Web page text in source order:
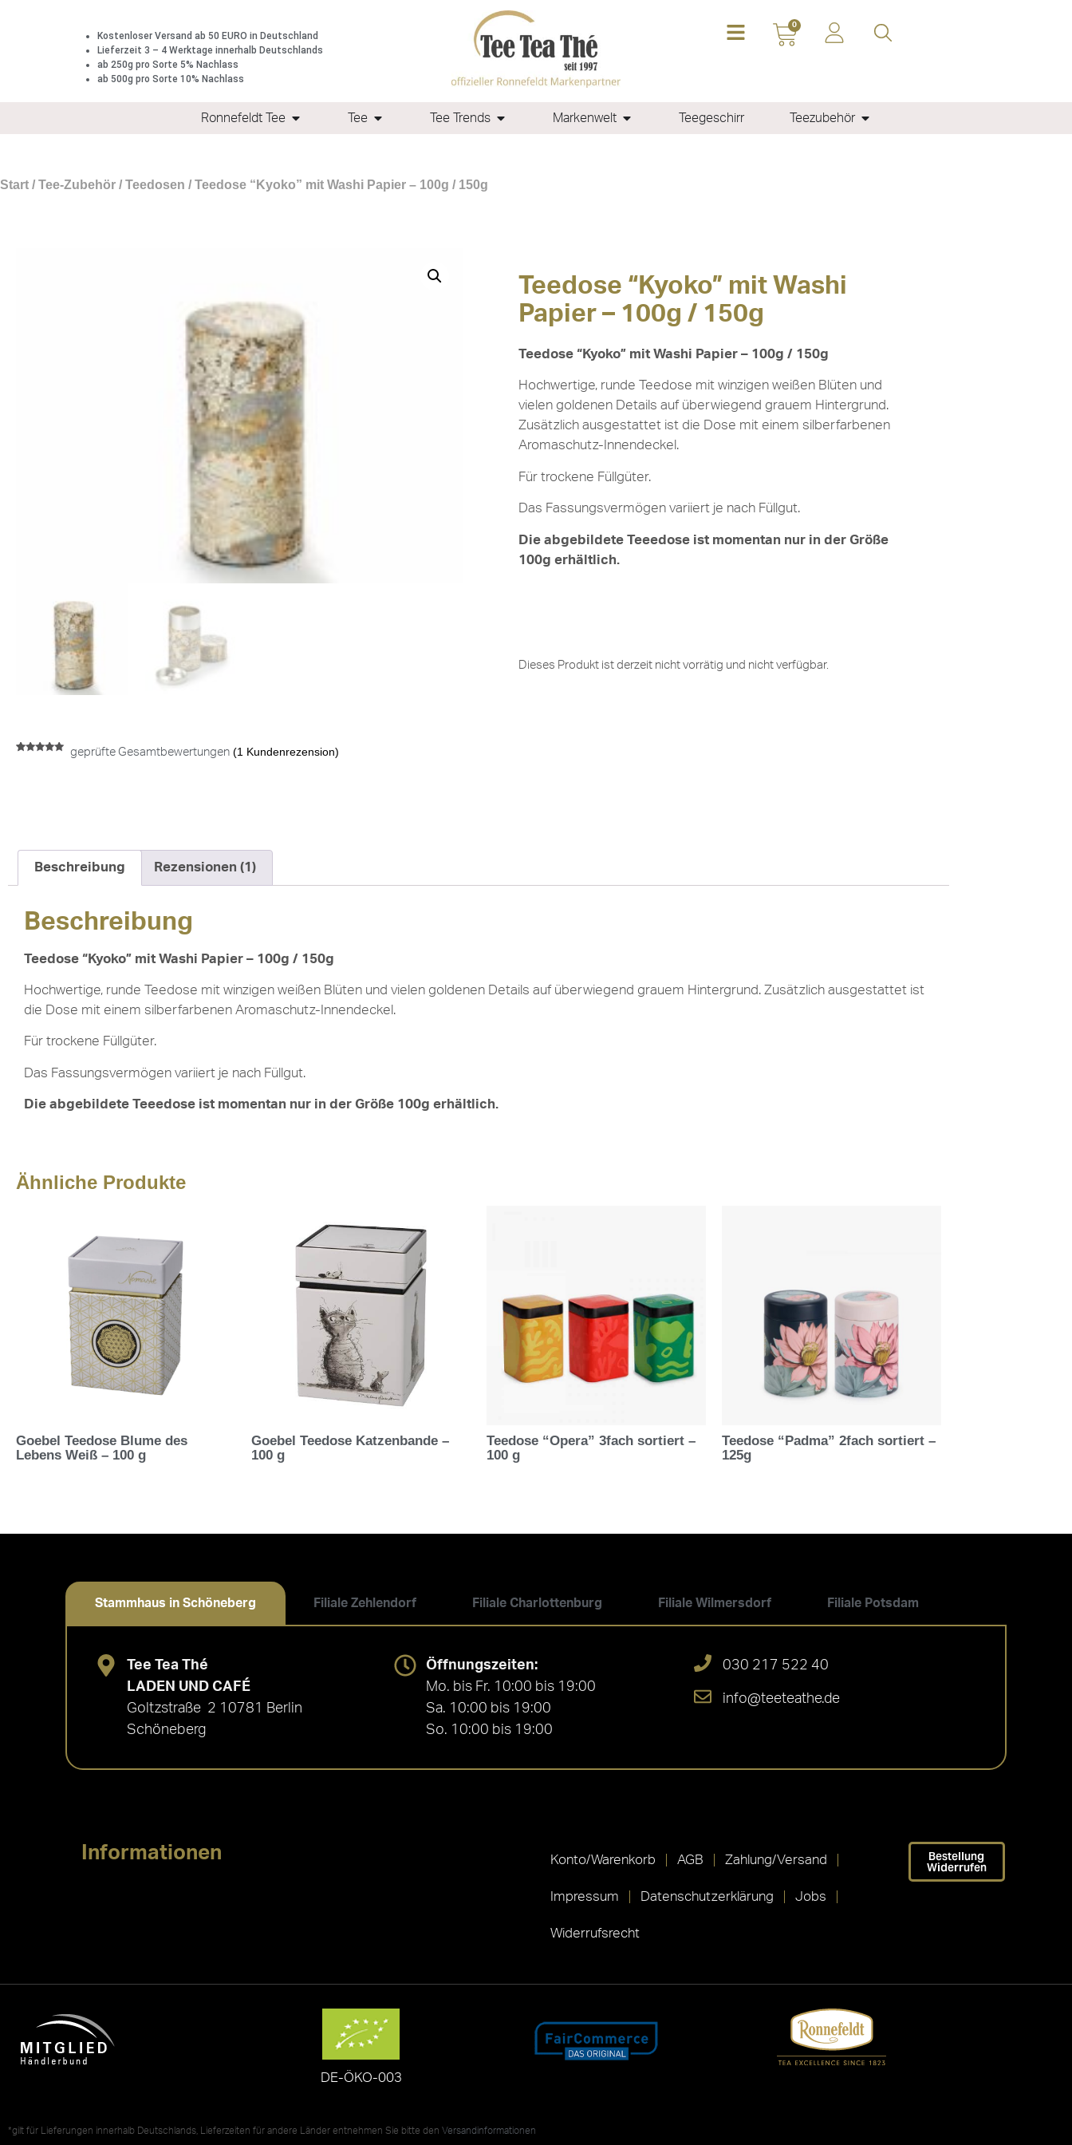
Kostenloser Versand ab 50 EURO in Deutschland
Lieferzeit 3 – 4 Werktage innerhalb Deutschlands
ab 250g pro Sorte 5% Nachlass
ab 500g pro Sorte 10% Nachlass
0
Ronnefeldt Tee Tee Tee Trends Markenwelt Teegeschirr Teezubehör
Start / Tee-Zubehör / Teedosen / Teedose “Kyoko” mit Washi Papier – 100g / 150g
geprüfte Gesamtbewertungen (1 Kundenrezension)
Teedose “Kyoko” mit Washi
Papier – 100g / 150g
Teedose “Kyoko” mit Washi Papier – 100g / 150g
Hochwertige, runde Teedose mit winzigen weißen Blüten und
vielen goldenen Details auf überwiegend grauem Hintergrund.
Zusätzlich ausgestattet ist die Dose mit einem silberfarbenen
Aromaschutz-Innendeckel.
Für trockene Füllgüter.
Das Fassungsvermögen variiert je nach Füllgut.
Die abgebildete Teeedose ist momentan nur in der Größe
100g erhältlich.
Dieses Produkt ist derzeit nicht vorrätig und nicht verfügbar.
Beschreibung Rezensionen (1)
Beschreibung
Teedose “Kyoko” mit Washi Papier – 100g / 150g
Hochwertige, runde Teedose mit winzigen weißen Blüten und vielen goldenen Details auf überwiegend grauem Hintergrund. Zusätzlich ausgestattet ist
die Dose mit einem silberfarbenen Aromaschutz-Innendeckel.
Für trockene Füllgüter.
Das Fassungsvermögen variiert je nach Füllgut.
Die abgebildete Teeedose ist momentan nur in der Größe 100g erhältlich.
Ähnliche Produkte
Goebel Teedose Blume des
Lebens Weiß – 100 g
Goebel Teedose Katzenbande –
100 g
Teedose “Opera” 3fach sortiert –
100 g
Teedose “Padma” 2fach sortiert –
125g
Stammhaus in Schöneberg Filiale Zehlendorf Filiale Charlottenburg Filiale Wilmersdorf Filiale Potsdam
Tee Tea Thé
LADEN UND CAFÉ
Goltzstraße 2 10781 Berlin
Schöneberg
Öffnungszeiten:
Mo. bis Fr. 10:00 bis 19:00
Sa. 10:00 bis 19:00
So. 10:00 bis 19:00
030 217 522 40
info@teeteathe.de
Informationen Konto/Warenkorb AGB Zahlung/Versand
Impressum Datenschutzerklärung Jobs
Widerrufsrecht
Bestellung
Widerrufen
DE-ÖKO-003
*gilt für Lieferungen innerhalb Deutschlands, Lieferzeiten für andere Länder entnehmen Sie bitte den Versandinformationen